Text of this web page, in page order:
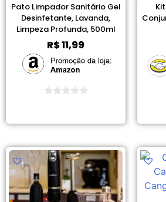
Pato Limpador Sanitário Gel
Desinfetante, Lavanda,
Limpeza Profunda, 500ml
R$11,99